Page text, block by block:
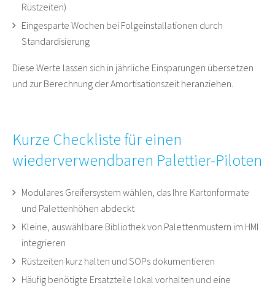
Rüstzeiten)
Eingesparte Wochen bei Folgeinstallationen durch
Standardisierung
Diese Werte lassen sich in jährliche Einsparungen übersetzen
und zur Berechnung der Amortisationszeit heranziehen.
Kurze Checkliste für einen
wiederverwendbaren Palettier-Piloten
Modulares Greifersystem wählen, das Ihre Kartonformate
und Palettenhöhen abdeckt
Kleine, auswählbare Bibliothek von Palettenmustern im HMI
integrieren
Rüstzeiten kurz halten und SOPs dokumentieren
Häufig benötigte Ersatzteile lokal vorhalten und eine